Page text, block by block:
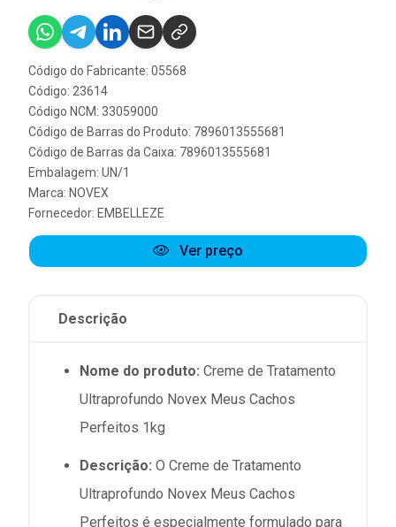
Código do Fabricante: 05568
Código: 23614
Código NCM: 33059000
Código de Barras do Produto: 7896013555681
Código de Barras da Caixa: 7896013555681
Embalagem: UN/1
Marca: NOVEX
Fornecedor: EMBELLEZE
Ver preço
Descrição
Nome do produto: Creme de Tratamento
Ultraprofundo Novex Meus Cachos
Perfeitos 1kg
Descrição: O Creme de Tratamento
Ultraprofundo Novex Meus Cachos
Perfeitos é especialmente formulado para